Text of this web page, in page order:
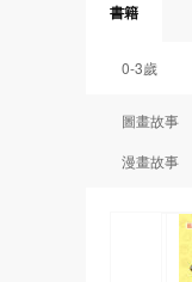
書籍
0-3歲
圖畫故事
漫畫故事